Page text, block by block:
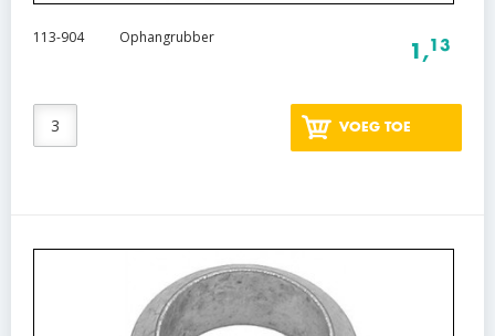
113-904 Ophangrubber
1,13
VOEG TOE